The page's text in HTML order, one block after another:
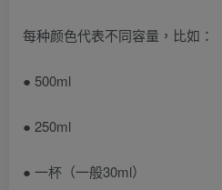
每种颜色代表不同容量，比如：
● 500ml
● 250ml
● 一杯（一般30ml）